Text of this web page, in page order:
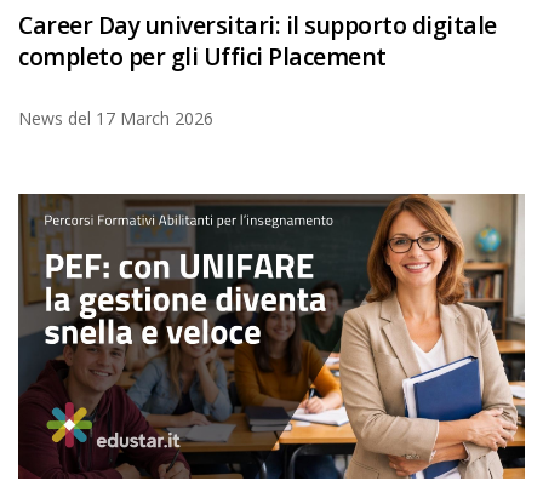
Career Day universitari: il supporto digitale
completo per gli Uffici Placement
News del 17 March 2026